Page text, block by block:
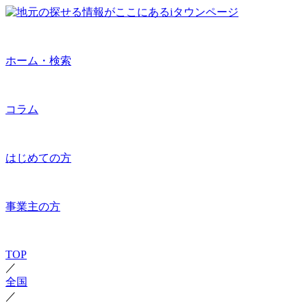
ホーム・検索
コラム
はじめての方
事業主の方
TOP
／
全国
／